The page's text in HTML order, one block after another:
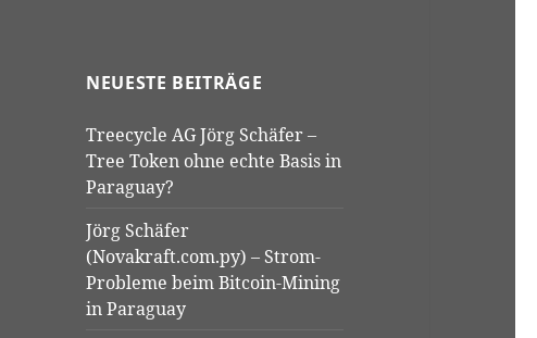
NEUESTE BEITRÄGE
Treecycle AG Jörg Schäfer –
Tree Token ohne echte Basis in
Paraguay?
Jörg Schäfer
(Novakraft.com.py) – Strom-
Probleme beim Bitcoin-Mining
in Paraguay